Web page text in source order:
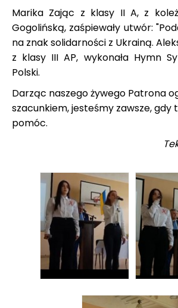
Marika Zając z klasy II A, z
Gogolińską, zaśpiewały utwór:
na znak solidarności z Ukrainą.
z klasy III AP, wykonała Hymn
Polski.
Darząc naszego żywego Patrona
szacunkiem, jesteśmy zawsze, gdy
pomóc.